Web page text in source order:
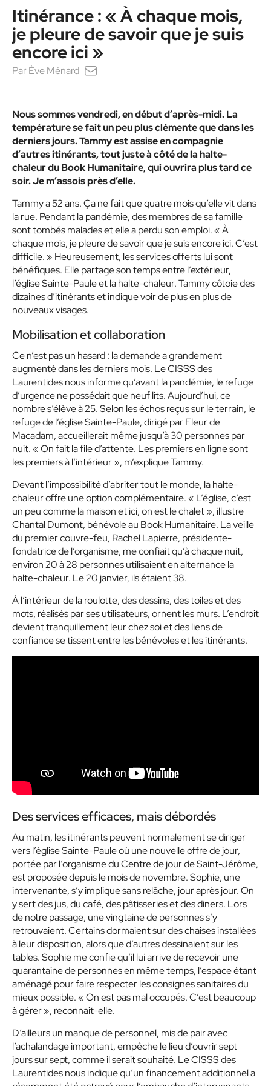
Itinérance : « À chaque mois,
je pleure de savoir que je suis
encore ici »
Par Ève Ménard
Nous sommes vendredi, en début d’après-midi. La
température se fait un peu plus clémente que dans les
derniers jours. Tammy est assise en compagnie
d’autres itinérants, tout juste à côté de la halte-
chaleur du Book Humanitaire, qui ouvrira plus tard ce
soir. Je m’assois près d’elle.
Tammy a 52 ans. Ça ne fait que quatre mois qu’elle vit dans
la rue. Pendant la pandémie, des membres de sa famille
sont tombés malades et elle a perdu son emploi.« À
chaque mois, je pleure de savoir que je suis encore ici. C’est
difficile. » Heureusement, les services offerts lui sont
bénéfiques. Elle partage son temps entre l’extérieur,
l’église Sainte-Paule et la halte-chaleur. Tammy côtoie des
dizaines d’itinérants et indique voir de plus en plus de
nouveaux visages.
Mobilisation et collaboration
Ce n’est pas un hasard : la demande a grandement
augmenté dans les derniers mois. Le CISSS des
Laurentides nous informe qu’avant la pandémie, le refuge
d’urgence ne possédait que neuf lits. Aujourd’hui, ce
nombre s’élève à 25. Selon les échos reçus sur le terrain, le
refuge de l’église Sainte-Paule, dirigé par Fleur de
Macadam, accueillerait même jusqu’à 30 personnes par
nuit.« On fait la file d’attente. Les premiers en ligne sont
les premiers à l’intérieur », m’explique Tammy.
Devant l’impossibilité d’abriter tout le monde, la halte-
chaleur offre une option complémentaire.« L’église, c’est
un peu comme la maison et ici, on est le chalet », illustre
Chantal Dumont, bénévole au Book Humanitaire. La veille
du premier couvre-feu, Rachel Lapierre, présidente-
fondatrice de l’organisme, me confiait qu’à chaque nuit,
environ 20 à 28 personnes utilisaient en alternance la
halte-chaleur. Le 20 janvier, ils étaient 38.
À l’intérieur de la roulotte, des dessins, des toiles et des
mots, réalisés par ses utilisateurs, ornent les murs. L’endroit
devient tranquillement leur chez soi et des liens de
confiance se tissent entre les bénévoles et les itinérants.
Des services efficaces, mais débordés
Au matin, les itinérants peuvent normalement se diriger
vers l’église Sainte-Paule où une nouvelle offre de jour,
portée par l’organisme du Centre de jour de Saint-Jérôme,
est proposée depuis le mois de novembre. Sophie, une
intervenante, s’y implique sans relâche, jour après jour. On
y sert des jus, du café, des pâtisseries et des diners. Lors
de notre passage, une vingtaine de personnes s’y
retrouvaient. Certains dormaient sur des chaises installées
à leur disposition, alors que d’autres dessinaient sur les
tables. Sophie me confie qu’il lui arrive de recevoir une
quarantaine de personnes en même temps, l’espace étant
aménagé pour faire respecter les consignes sanitaires du
mieux possible.« On est pas mal occupés. C’est beaucoup
à gérer », reconnait-elle.
D’ailleurs un manque de personnel, mis de pair avec
l’achalandage important, empêche le lieu d’ouvrir sept
jours sur sept, comme il serait souhaité. Le CISSS des
Laurentides nous indique qu’un financement additionnel a